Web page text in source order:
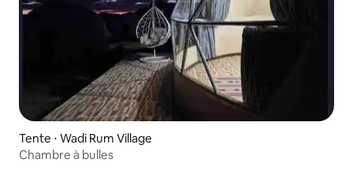
Tente ⋅ Wadi Rum Village
Chambre à bulles